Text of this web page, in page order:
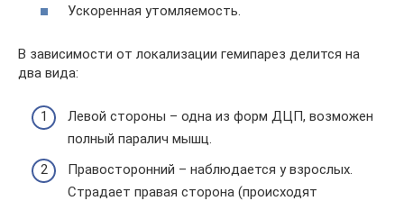
Ускоренная утомляемость.
В зависимости от локализации гемипарез делится на
два вида:
Левой стороны – одна из форм ДЦП, возможен
полный паралич мышц.
Правосторонний – наблюдается у взрослых.
Страдает правая сторона (происходят